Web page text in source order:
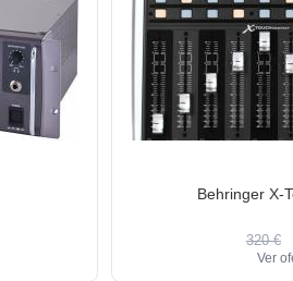
Behringer X-
320 €
Ver